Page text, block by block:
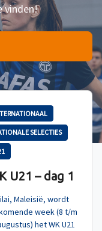
vinden!
SELECTIES
U21 – dag 1
Maleisië, wordt
week (8 t/m
het WK U21